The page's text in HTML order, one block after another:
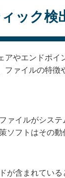
ック検
やエンドポイ
ファイルの特徴
ァイルがシス
フトはその動
が含まれてい